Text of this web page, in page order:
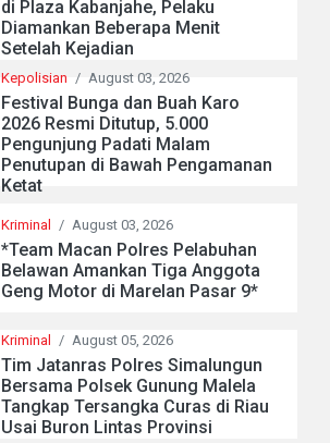
di Plaza Kabanjahe, Pelaku
Diamankan Beberapa Menit
Setelah Kejadian
Kepolisian / August 03, 2026
Festival Bunga dan Buah Karo
2026 Resmi Ditutup, 5.000
Pengunjung Padati Malam
Penutupan di Bawah Pengamanan
Ketat
Kriminal / August 03, 2026
*Team Macan Polres Pelabuhan
Belawan Amankan Tiga Anggota
Geng Motor di Marelan Pasar 9*
Kriminal / August 05, 2026
Tim Jatanras Polres Simalungun
Bersama Polsek Gunung Malela
Tangkap Tersangka Curas di Riau
Usai Buron Lintas Provinsi